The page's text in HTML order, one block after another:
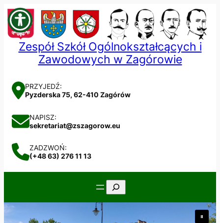
Przejdź
do
treści
Zespół Szkół Ogólnokształcących i
Zawodowych w Zagórowie
PRZYJEDŹ:
Pyzderska 75, 62-410 Zagórów
NAPISZ:
sekretariat@zszagorow.eu
ZADZWOŃ:
(+48 63) 276 11 13
Szukaj